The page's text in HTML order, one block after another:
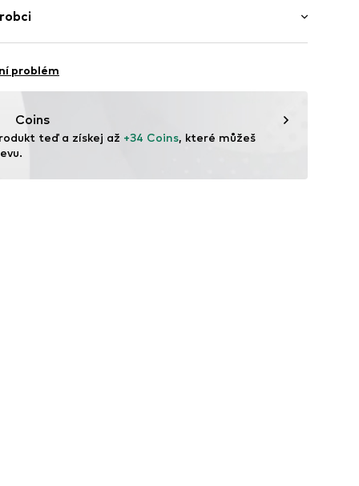
v dolním lemu
problém
Coins
teď a získej až +34 Coins, které můžeš